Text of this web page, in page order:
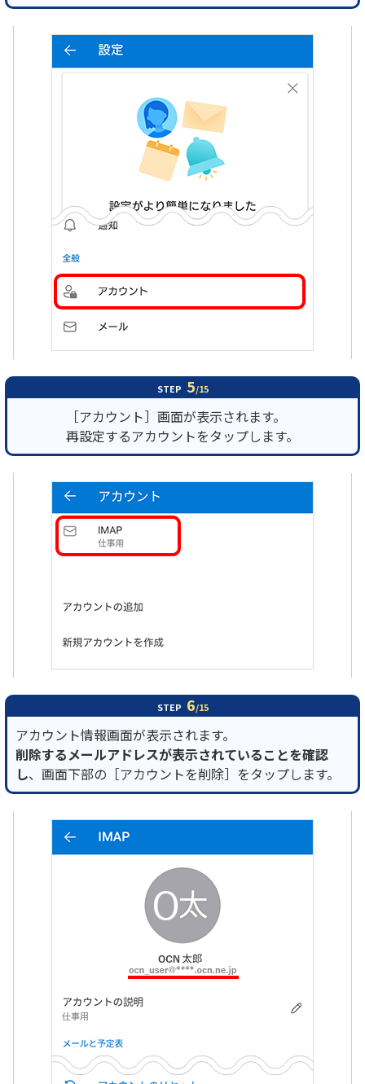
STEP 5/15
［アカウント］画面が表示されます。
再設定するアカウントをタップします。
STEP 6/15
アカウント情報画面が表示されます。
削除するメールアドレスが表示されていることを確認
し、画面下部の［アカウントを削除］をタップします。